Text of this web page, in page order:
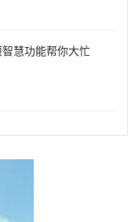
慧功能帮你大忙